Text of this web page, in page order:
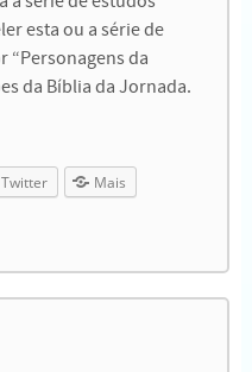
esta ou a série de
“Personagens da
da Bíblia da Jornada.
Twitter Mais